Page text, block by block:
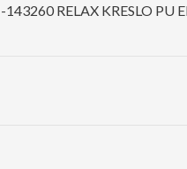
143260 RELAX KRESLO PU